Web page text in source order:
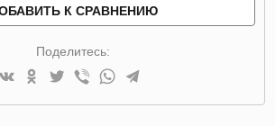
К СРАВНЕНИЮ
Поделитесь: